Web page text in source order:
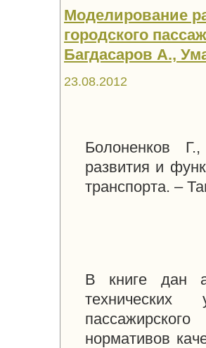
Моделирование
городского
Багдасаров А.,
23.08.2012
Болоненков
развития и
транспорта. –
В книге дан
нормативов